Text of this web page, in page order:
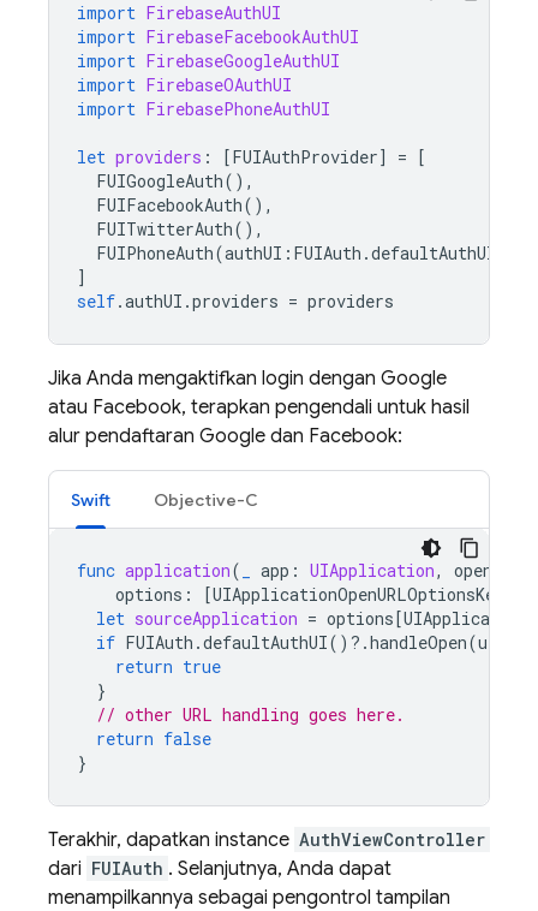
import FirebaseAuthUI
import FirebaseFacebookAuthUI
import FirebaseGoogleAuthUI
import FirebaseOAuthUI
import FirebasePhoneAuthUI
let providers : [FUIAuthProvider] = [
FUIGoogleAuth(),
FUIFacebookAuth(),
FUITwitterAuth(),
FUIPhoneAuth(authUI : FUIAuth .defaultAuthUI
]
self.authUI .providers = providers
Jika Anda mengaktifkan login dengan Google
atau Facebook, terapkan pengendali untuk hasil
alur pendaftaran Google dan Facebook:
Swift Objective-C
func application( app : UIApplication, open
options : [UIApplicationOpenURLOptionsKey
let sourceApplication = options[
if FUIAuth .defaultAuthUI()?.handleOpen(url
return true
}
// other URL handling goes here.
return false
}
Terakhir, dapatkan instance AuthViewController
dari FUIAuth . Selanjutnya, Anda dapat
menampilkannya sebagai pengontrol tampilan